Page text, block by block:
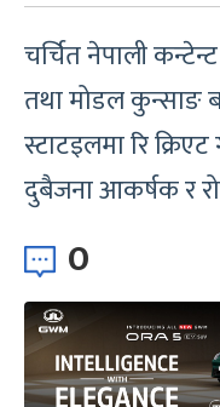
चर्चित नेपाली
तथा मोडल कुन्साङ
स्टाटइलमा रि
दुबैजना आकर्षक र
0